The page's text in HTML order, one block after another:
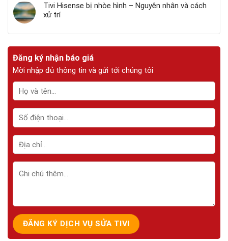
Tivi Hisense bị nhòe hình – Nguyên nhân và cách
xử trí
Đăng ký nhận báo giá
Mời nhập đủ thông tin và gửi tới chúng tôi